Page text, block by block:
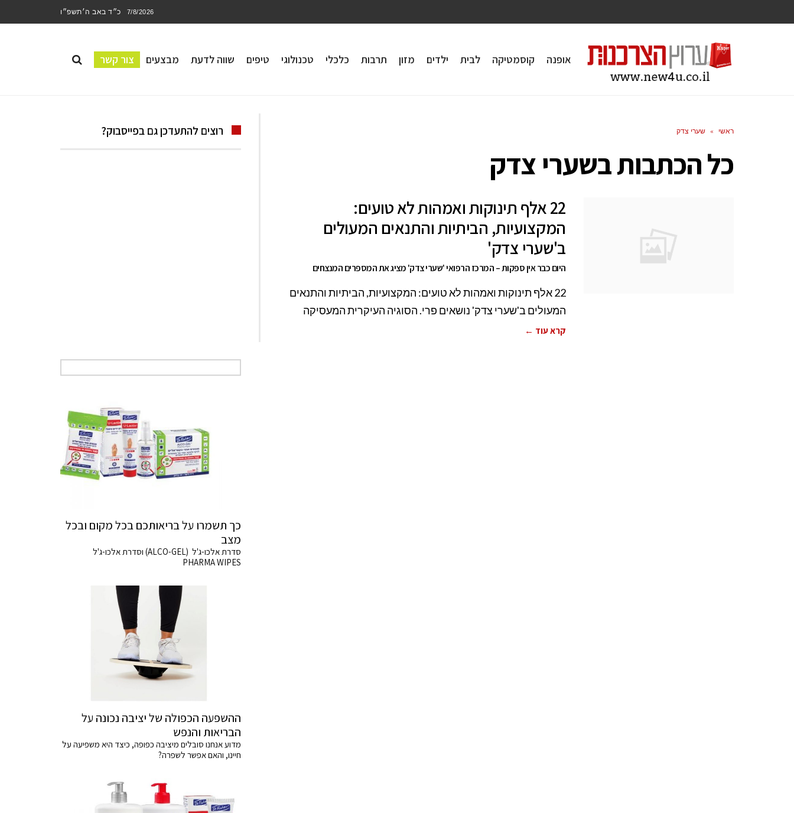
7/8/2026 כ״ד באב ה׳תשפ״ו
אופנה קוסמטיקה לבית ילדים מזון תרבות כלכלי טכנולוגי טיפים שווה לדעת מבצעים צור קשר
ראשי » שערי צדק
כל הכתבות בשערי צדק
22 אלף תינוקות ואמהות לא טועים:
המקצועיות, הביתיות והתנאים המעולים
ב'שערי צדק'
היום כבר אין ספקות – המרכז הרפואי 'שערי צדק' מציג את המספרים המנצחים
22 אלף תינוקות ואמהות לא טועים: המקצועיות, הביתיות והתנאים
המעולים ב'שערי צדק' נושאים פרי. הסוגיה העיקרית המעסיקה
קרא עוד ←
רוצים להתעדכן גם בפייסבוק?
כך תשמרו על בריאותכם בכל מקום ובכל
מצב
סדרת אלכו-ג'ל (ALCO-GEL) וסדרת אלכו-ג'ל
PHARMA WIPES
ההשפעה הכפולה של יציבה נכונה על
הבריאות והנפש
מדוע אנחנו סובלים מיציבה כפופה, כיצד היא משפיעה על
חיינו, והאם אפשר לשפרה?